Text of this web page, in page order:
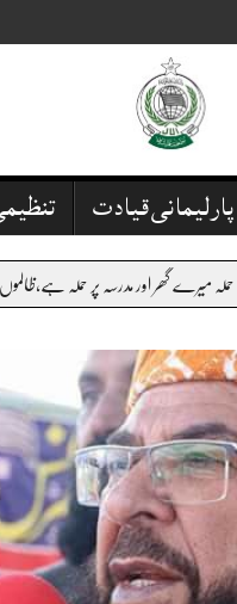
پارلیمانی قیادت
مسجد، مدرسے اور جمعہ کی